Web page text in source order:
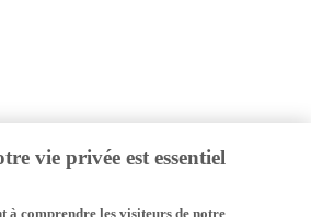
vie privée est essentiel
à comprendre les visiteurs de notre